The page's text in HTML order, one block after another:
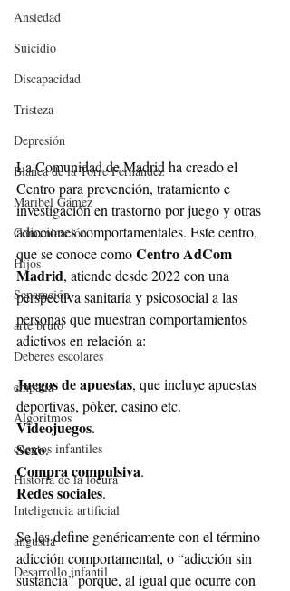
Ansiedad
Suicidio
Discapacidad
Tristeza
Depresión
Blanca de la Torre Fernández
Maribel Gámez
Comunicación
Hijos
Separación
arte bruto
Deberes escolares
empatía
Algoritmos
cuentos infantiles
Historia de la locura
Inteligencia artificial
angustia
Desarrollo infantil
La Comunidad de Madrid ha creado el
Centro para prevención, tratamiento e
investigación en trastorno por juego y otras
adicciones comportamentales. Este centro,
que se conoce como Centro AdCom
Madrid, atiende desde 2022 con una
perspectiva sanitaria y psicosocial a las
personas que muestran comportamientos
adictivos en relación a:
Juegos de apuestas, que incluye apuestas
deportivas, póker, casino etc.
Videojuegos.
Sexo.
Compra compulsiva.
Redes sociales.
Se les define genéricamente con el término
adicción comportamental, o “adicción sin
sustancia” porque, al igual que ocurre con